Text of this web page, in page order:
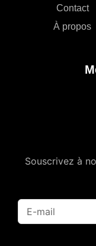
Contact
À propos
Souscrivez à